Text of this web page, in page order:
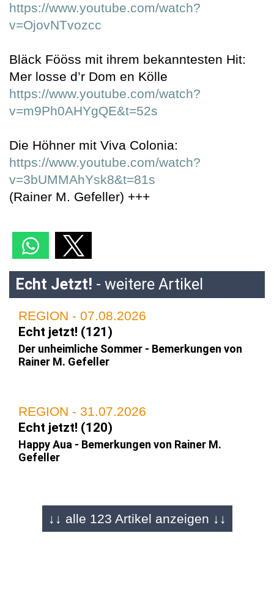
https://www.youtube.com/watch?
v=OjovNTvozcc
Bläck Fööss mit ihrem bekanntesten Hit:
Mer losse d’r Dom en Kölle
https://www.youtube.com/watch?
v=m9Ph0AHYgQE&t=52s
Die Höhner mit Viva Colonia:
https://www.youtube.com/watch?
v=3bUMMAhYsk8&t=81s
(Rainer M. Gefeller) +++
Echt Jetzt! - weitere Artikel
REGION - 07.08.2026
Echt jetzt! (121)
Der unheimliche Sommer - Bemerkungen von
Rainer M. Gefeller
REGION - 31.07.2026
Echt jetzt! (120)
Happy Aua - Bemerkungen von Rainer M.
Gefeller
REGION - 25.07.2026
Echt jetzt! (119)
↓↓ alle 123 Artikel anzeigen ↓↓